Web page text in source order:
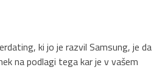
ki jo je razvil Samsung, je da
na podlagi tega kar je v vašem